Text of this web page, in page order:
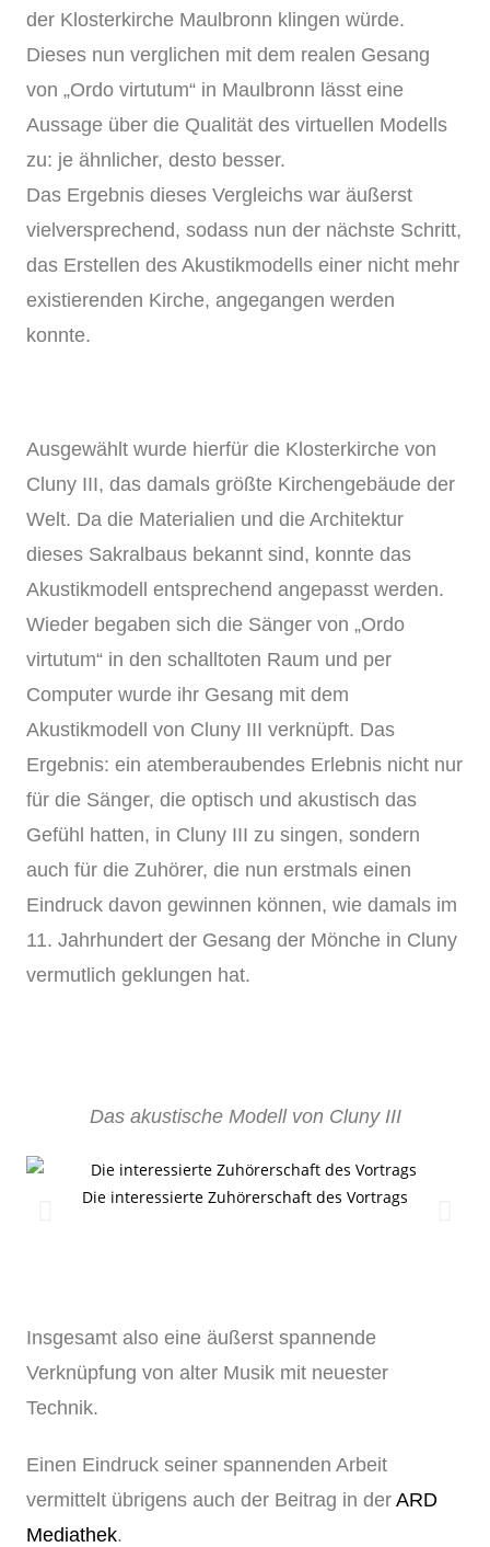
der Klosterkirche Maulbronn klingen würde.
Dieses nun verglichen mit dem realen Gesang
von „Ordo virtutum“ in Maulbronn lässt eine
Aussage über die Qualität des virtuellen Modells
zu: je ähnlicher, desto besser.
Das Ergebnis dieses Vergleichs war äußerst
vielversprechend, sodass nun der nächste Schritt,
das Erstellen des Akustikmodells einer nicht mehr
existierenden Kirche, angegangen werden
konnte.
Ausgewählt wurde hierfür die Klosterkirche von
Cluny III, das damals größte Kirchengebäude der
Welt. Da die Materialien und die Architektur
dieses Sakralbaus bekannt sind, konnte das
Akustikmodell entsprechend angepasst werden.
Wieder begaben sich die Sänger von „Ordo
virtutum“ in den schalltoten Raum und per
Computer wurde ihr Gesang mit dem
Akustikmodell von Cluny III verknüpft. Das
Ergebnis: ein atemberaubendes Erlebnis nicht nur
für die Sänger, die optisch und akustisch das
Gefühl hatten, in Cluny III zu singen, sondern
auch für die Zuhörer, die nun erstmals einen
Eindruck davon gewinnen können, wie damals im
11. Jahrhundert der Gesang der Mönche in Cluny
vermutlich geklungen hat.
Das akustische Modell von Cluny III
Die interessierte Zuhörerschaft des Vortrags
Insgesamt also eine äußerst spannende
Verknüpfung von alter Musik mit neuester
Technik.
Einen Eindruck seiner spannenden Arbeit
vermittelt übrigens auch der Beitrag in der ARD
Mediathek.